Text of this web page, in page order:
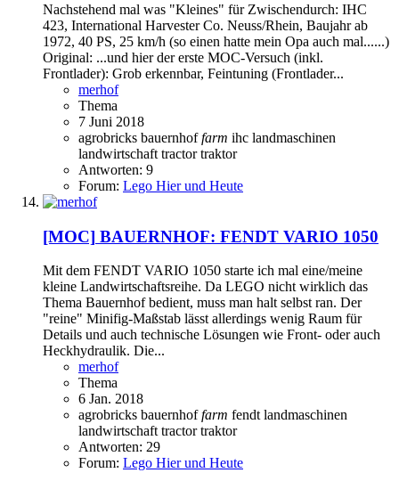
Nachstehend mal was "Kleines" für Zwischendurch: IHC
423, International Harvester Co. Neuss/Rhein, Baujahr ab
1972, 40 PS, 25 km/h (so einen hatte mein Opa auch mal......)
Original: ...und hier der erste MOC-Versuch (inkl.
Frontlader): Grob erkennbar, Feintuning (Frontlader...
merhof
Thema
7 Juni 2018
agrobricks bauernhoffarm ihc landmaschinen
landwirtschaft tractortraktor
Antworten: 9
Forum: Lego Hier und Heute
[MOC] BAUERNHOF: FENDT VARIO 1050
Mit dem FENDT VARIO 1050 starte ich mal eine/meine
kleine Landwirtschaftsreihe. Da LEGO nicht wirklich das
Thema Bauernhof bedient, muss man halt selbst ran. Der
"reine" Minifig-Maßstab lässt allerdings wenig Raum für
Details und auch technische Lösungen wie Front- oder auch
Heckhydraulik. Die...
merhof
Thema
6 Jan. 2018
agrobricks bauernhoffarm fendt landmaschinen
landwirtschaft tractortraktor
Antworten: 29
Forum: Lego Hier und Heute